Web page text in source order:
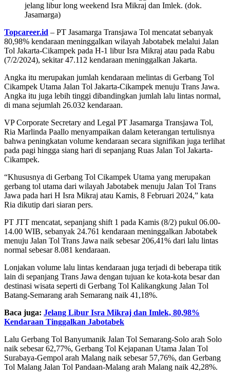
jelang libur long weekend Isra Mikraj dan Imlek. (dok.
Jasamarga)
Topcareer.id – PT Jasamarga Transjawa Tol mencatat sebanyak
80,98% kendaraan meninggalkan wilayah Jabotabek melalui Jalan
Tol Jakarta-Cikampek pada H-1 libur Isra Mikraj atau pada Rabu
(7/2/2024), sekitar 47.112 kendaraan meninggalkan Jakarta.
Angka itu merupakan jumlah kendaraan melintas di Gerbang Tol
Cikampek Utama Jalan Tol Jakarta-Cikampek menuju Trans Jawa.
Angka itu juga lebih tinggi dibandingkan jumlah lalu lintas normal,
di mana sejumlah 26.032 kendaraan.
VP Corporate Secretary and Legal PT Jasamarga Transjawa Tol,
Ria Marlinda Paallo menyampaikan dalam keterangan tertulisnya
bahwa peningkatan volume kendaraan secara signifikan juga terlihat
pada pagi hingga siang hari di sepanjang Ruas Jalan Tol Jakarta-
Cikampek.
“Khususnya di Gerbang Tol Cikampek Utama yang merupakan
gerbang tol utama dari wilayah Jabotabek menuju Jalan Tol Trans
Jawa pada hari H Isra Mikraj atau Kamis, 8 Februari 2024,” kata
Ria dikutip dari siaran pers.
PT JTT mencatat, sepanjang shift 1 pada Kamis (8/2) pukul 06.00-
14.00 WIB, sebanyak 24.761 kendaraan meninggalkan Jabotabek
menuju Jalan Tol Trans Jawa naik sebesar 206,41% dari lalu lintas
normal sebesar 8.081 kendaraan.
Lonjakan volume lalu lintas kendaraan juga terjadi di beberapa titik
lain di sepanjang Trans Jawa dengan tujuan ke kota-kota besar dan
destinasi wisata seperti di Gerbang Tol Kalikangkung Jalan Tol
Batang-Semarang arah Semarang naik 41,18%.
Baca juga: Jelang Libur Isra Mikraj dan Imlek, 80,98%
Kendaraan Tinggalkan Jabotabek
Lalu Gerbang Tol Banyumanik Jalan Tol Semarang-Solo arah Solo
naik sebesar 62,77%, Gerbang Tol Kejapanan Utama Jalan Tol
Surabaya-Gempol arah Malang naik sebesar 57,76%, dan Gerbang
Tol Malang Jalan Tol Pandaan-Malang arah Malang naik 42,28%.